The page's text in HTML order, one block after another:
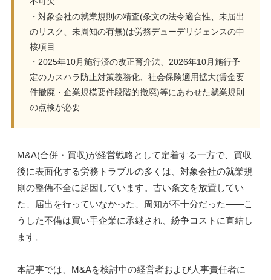
・対象会社の就業規則の精査(条文の法令適合性、未届出
のリスク、未周知の有無)は労務デューデリジェンスの中
核項目
・2025年10月施行済の改正育介法、2026年10月施行予
定のカスハラ防止対策義務化、社会保険適用拡大(賃金要
件撤廃・企業規模要件段階的撤廃)等にあわせた就業規則
の点検が必要
M&A(合併・買収)が経営戦略として定着する一方で、買収
後に表面化する労務トラブルの多くは、対象会社の就業規
則の整備不全に起因しています。古い条文を放置してい
た、届出を行っていなかった、周知が不十分だった——こ
うした不備は買い手企業に承継され、紛争コストに直結し
ます。
本記事では、M&Aを検討中の経営者および人事責任者に